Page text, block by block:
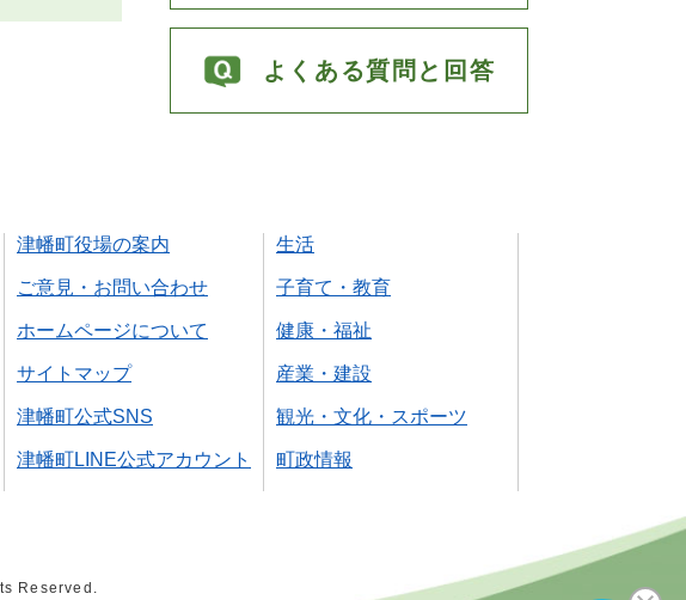
よくある質問と回答
津幡町役場の案内
ご意見・お問い合わせ
ホームページについて
サイトマップ
津幡町公式SNS
津幡町LINE公式アカウント
生活
子育て・教育
健康・福祉
産業・建設
観光・文化・スポーツ
町政情報
Reserved.